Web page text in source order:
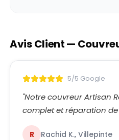
Avis Client —
5/5 Google
"Notre couvreur Artisan
complet et réparation
R Rachid K., Villepinte